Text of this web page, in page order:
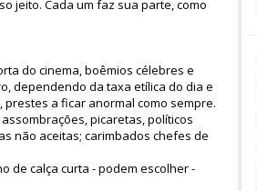
jeito. Cada um faz sua parte, como
do cinema, boêmios célebres e
dependendo da taxa etílica do dia e
a ficar anormal como sempre.
picaretas, políticos
não aceitas; carimbados chefes de
de calça curta - podem escolher -